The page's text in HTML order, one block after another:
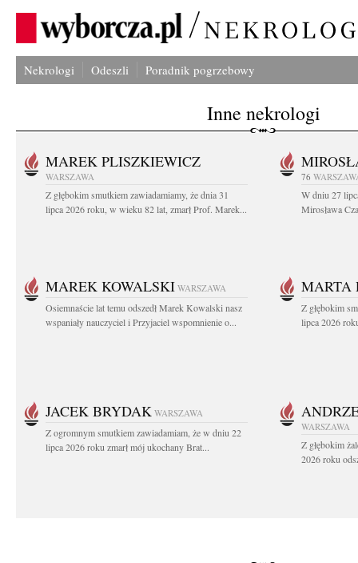
Nekrologi Odeszli Poradnik pogrzebowy
Inne nekrologi
MAREK PLISZKIEWICZ
WARSZAWA
Z głębokim smutkiem zawiadamiamy, że dnia 31
lipca 2026 roku, w wieku 82 lat, zmarł Prof. Marek...
76
W dniu 27
Mirosława
MAREK KOWALSKI WARSZAWA
Osiemnaście lat temu odszedł Marek Kowalski nasz
wspaniały nauczyciel i Przyjaciel wspomnienie o...
MARTA
Z głębokim
lipca 2026
JACEK BRYDAK WARSZAWA
Z ogromnym smutkiem zawiadamiam, że w dniu 22
lipca 2026 roku zmarł mój ukochany Brat...
WARSZAWA
Z głębokim
2026 roku